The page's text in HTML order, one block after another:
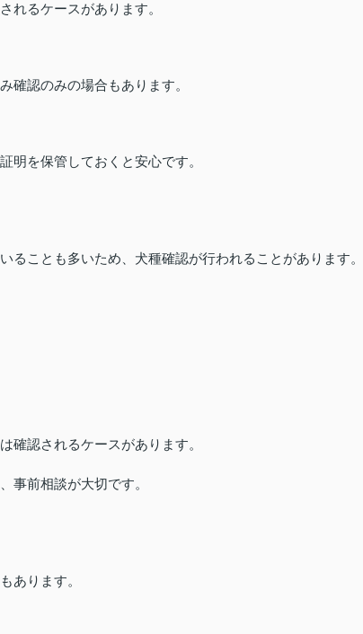
れるケースがあります。
確認のみの場合もあります。
明を保管しておくと安心です。
ることも多いため、犬種確認が行われることがあります。
確認されるケースがあります。
事前相談が大切です。
あります。